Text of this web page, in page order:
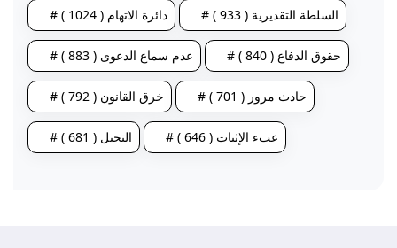
# دائرة الاتهام ( 1024 ) # السلطة التقديرية ( 933 )
# عدم سماع الدعوى ( 883 ) # حقوق الدفاع ( 840 )
# خرق القانون ( 792 ) # حادث مرور ( 701 )
# التحيل ( 681 ) # عبء الإثبات ( 646 )